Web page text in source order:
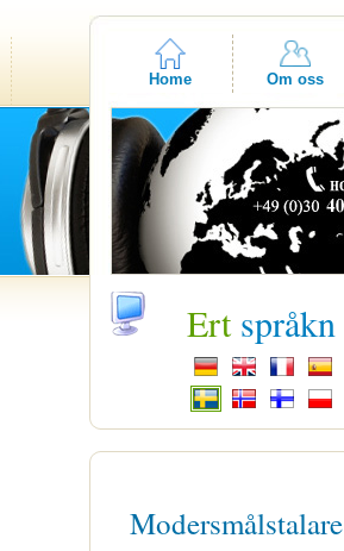
Home Om oss
Ert språkn
Modersmålstalare